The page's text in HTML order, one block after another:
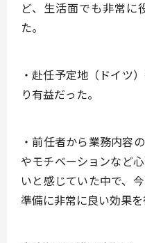
ど、生活面でも非常に
た。
・赴任予定地（ドイツ
り有益だった。
・前任者から業務内容
やモチベーションなど
いと感じていた中で、
準備に非常に良い効果